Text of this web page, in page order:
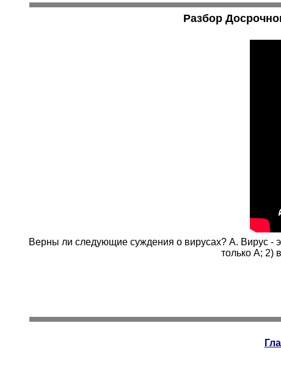
Разбор
Верны ли следующие суждения о вирусах? А. Вирус -
только А; 2)